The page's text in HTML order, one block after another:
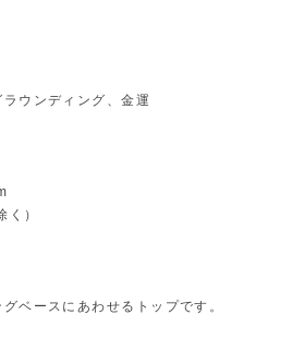
ウンディング、金運
）
ベースにあわせるトップです。